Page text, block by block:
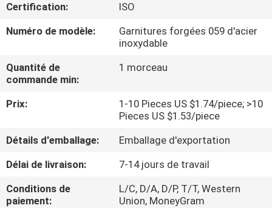
SHOW
PROPOS
DE
VISITE
Certification:
ISO
Numéro de modèle:
Garnitures forgées 059 d'acier
inoxydable
Quantité de
commande min:
1 morceau
Prix:
1-10 Pieces US $1.74/piece; >10
Pieces US $1.53/piece
Détails d'emballage:
Emballage d'exportation
Délai de livraison:
7-14 jours de travail
Conditions de
paiement:
L/C, D/A, D/P, T/T, Western
Union, MoneyGram